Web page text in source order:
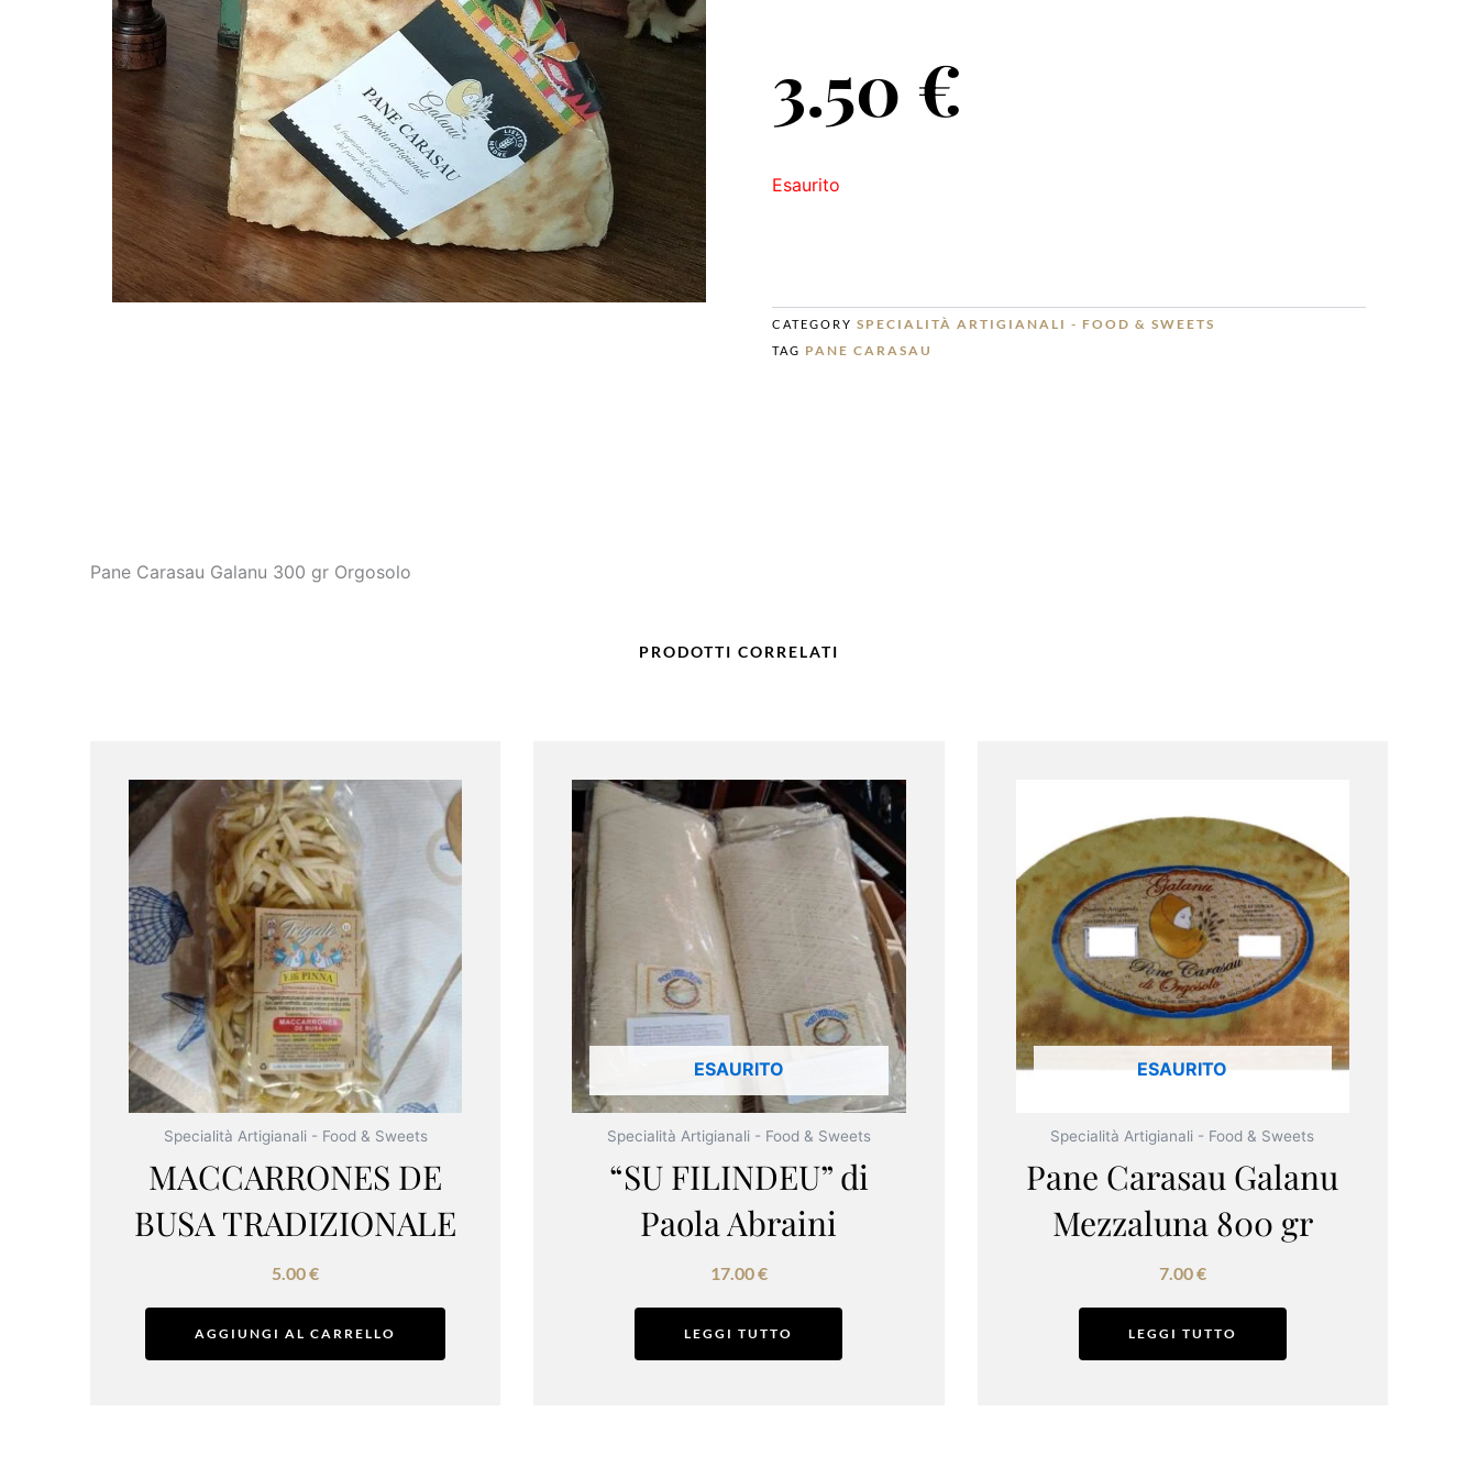
3.50 €
Esaurito
CATEGORY SPECIALITÀ ARTIGIANALI - FOOD & SWEETS
TAG PANE CARASAU
Pane Carasau Galanu 300 gr Orgosolo
PRODOTTI CORRELATI
Specialità Artigianali - Food & Sweets
MACCARRONES DE
BUSA TRADIZIONALE
5.00€
AGGIUNGI AL CARRELLO
ESAURITO
Specialità Artigianali - Food & Sweets
“SU FILINDEU” di
Paola Abraini
17.00€
LEGGI TUTTO
ESAURITO
Specialità Artigianali - Food & Sweets
Pane Carasau Galanu
Mezzaluna 800 gr
7.00€
LEGGI TUTTO